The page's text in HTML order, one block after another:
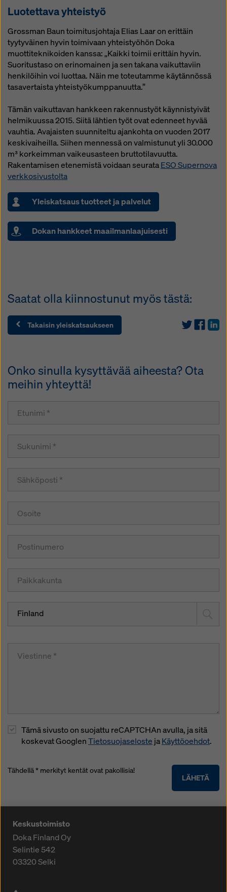
Luotettava yhteistyö
Grossman Baun toimitusjohtaja Elias Laar on erittäin
tyytyväinen hyvin toimivaan yhteistyöhön Doka
muottiteknikoiden kanssa: „Kaikki toimii erittäin hyvin.
Suoritustaso on erinomainen ja sen takana vaikuttaviin
henkilöihin voi luottaa. Näin me toteutamme käytännössä
tasavertaista yhteistyökumppanuutta.”
Tämän vaikuttavan hankkeen rakennustyöt käynnistyivät
helmikuussa 2015. Siitä lähtien työt ovat edenneet hyvää
vauhtia. Avajaisten suunniteltu ajankohta on vuoden 2017
keskivaiheilla. Siihen mennessä on valmistunut yli 30.000
m³ korkeimman vaikeusasteen bruttotilavuutta.
Rakentamisen etenemistä voidaan seurataESO Supernova
verkkosivustolta
Yleiskatsaus tuotteet ja palvelut
Dokan hankkeet maailmanlaajuisesti
Saatat olla kiinnostunut myös tästä:
Takaisin yleiskatsaukseen
Onko sinulla kysyttävää aiheesta? Ota
meihin yhteyttä!
Finland
Tämä sivusto on suojattu reCAPTCHAn avulla, ja sitä
koskevat GooglenTietosuojaseloste jaKäyttöoehdot.
LÄHETÄ
Tähdellä * merkityt kentät ovat pakollisia!
Keskustoimisto
Doka Finland Oy
Selintie 542
03320Selki